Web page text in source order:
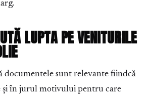
LUPTA PE VENITURILE
documentele sunt relevante fiindcă
și în jurul motivului pentru care